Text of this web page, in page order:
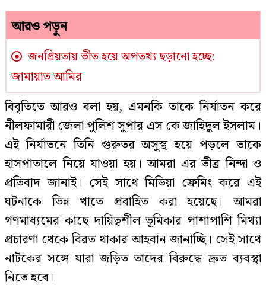
আরও পড়ুন
জনপ্রিয়তায় ভীত হয়ে অপতথ্য ছড়ানো হচ্ছে:
জামায়াত আমির
বিবৃতিতে আরও বলা হয়, এমনকি তাকে নির্যাতন করে
নীলফামারী জেলা পুলিশ সুপার এস কে জাহিদুল ইসলাম।
এই নির্যাতনে তিনি গুরুতর অসুস্থ হয়ে পড়লে তাকে
হাসপাতালে নিয়ে যাওয়া হয়। আমরা এর তীব্র নিন্দা ও
প্রতিবাদ জানাই। সেই সাথে মিডিয়া ফ্রেমিং করে এই
ঘটনাকে ভিন্ন খাতে প্রবাহিত করা হয়েছে। আমরা
গণমাধ্যমের কাছে দায়িত্বশীল ভূমিকার পাশাপাশি মিথ্যা
প্রচারণা থেকে বিরত থাকার আহবান জানাচ্ছি। সেই সাথে
নাটকের সঙ্গে যারা জড়িত তাদের বিরুদ্ধে দ্রুত ব্যবস্থা
নিতে হবে।